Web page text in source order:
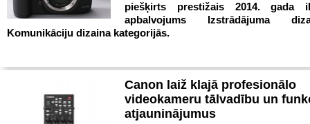
piešķirts prestižais 2014. gada
apbalvojums Izstrādājuma
Komunikāciju dizaina kategorijās.
Canon laiž klajā profesionālo
videokameru tālvadību un
atjauninājumus